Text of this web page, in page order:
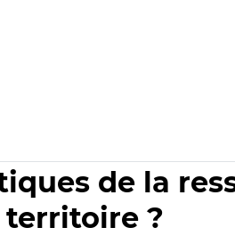
de la
?